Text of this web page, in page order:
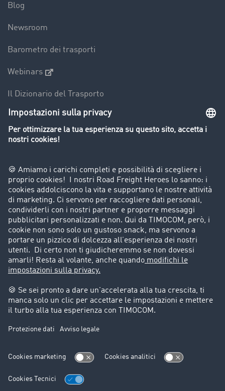
Blog
Newsroom
Barometro dei trasporti
Webinars
Il Dizionario del Trasporto
Panoramica della borsa di carichi
Divieti di circolazione per mezzi pesanti
Azienda
Porta un nuovo cliente
Storie di successo
Informazioni legali
Note legali
Trattamento dei dati
Cookie-Einstellungen
Assistenza